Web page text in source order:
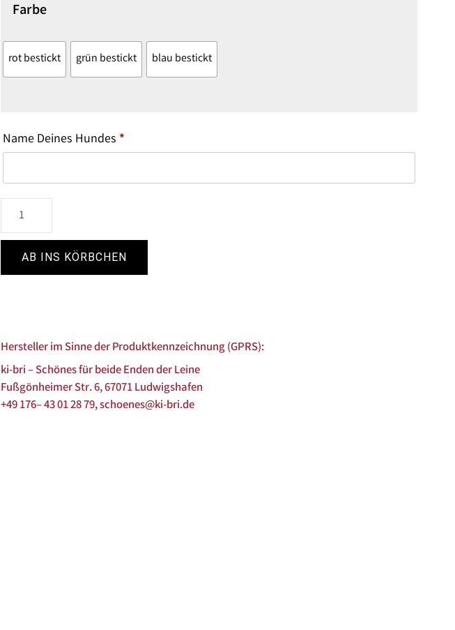
Farbe
rot bestickt grün bestickt blau bestickt
Name Deines Hundes *
AB INS KÖRBCHEN
Hersteller im Sinne der Produktkennzeichnung (GPRS):
ki-bri – Schönes für beide Enden der Leine
Fußgönheimer Str. 6, 67071 Ludwigshafen
+49 176– 43 01 28 79, schoenes@ki-bri.de